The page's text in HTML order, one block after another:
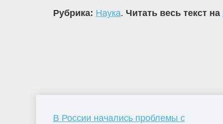
Рубрика: Наука. Читать весь текст на
В России начались проблемы с